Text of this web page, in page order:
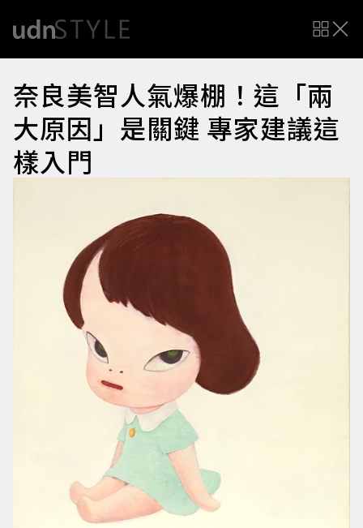
奈良美智人氣爆棚！這「兩
大原因」是關鍵 專家建議這
樣入門